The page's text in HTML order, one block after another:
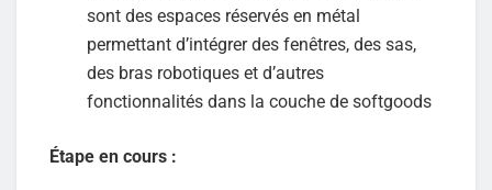
sont des espaces réservés en métal
permettant d’intégrer des fenêtres, des sas,
des bras robotiques et d’autres
fonctionnalités dans la couche de softgoods
Étape en cours :